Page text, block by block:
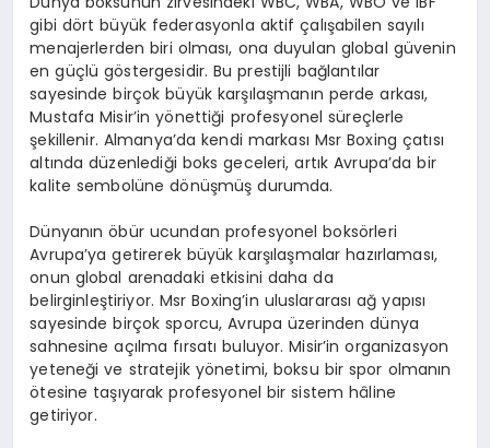
gibi dört büyük federasyonla aktif çalışabilen sayılı
menajerlerden biri olması, ona duyulan global güvenin
en güçlü göstergesidir. Bu prestijli bağlantılar
sayesinde birçok büyük karşılaşmanın perde arkası,
Mustafa Misir’in yönettiği profesyonel süreçlerle
şekillenir. Almanya’da kendi markası Msr Boxing çatısı
altında düzenlediği boks geceleri, artık Avrupa’da bir
kalite sembolüne dönüşmüş durumda.
Dünyanın öbür ucundan profesyonel boksörleri
Avrupa’ya getirerek büyük karşılaşmalar hazırlaması,
onun global arenadaki etkisini daha da
belirginleştiriyor. Msr Boxing’in uluslararası ağ yapısı
sayesinde birçok sporcu, Avrupa üzerinden dünya
sahnesine açılma fırsatı buluyor. Misir’in organizasyon
yeteneği ve stratejik yönetimi, boksu bir spor olmanın
ötesine taşıyarak profesyonel bir sistem hâline
getiriyor.